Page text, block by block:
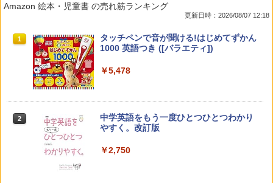
1 先生のためのGoogle AI完全攻略図鑑
2 子どもが変わる魔法の言葉
￥2,200
1
Amazon Fire HD 10 キッズモデル (10イ
ンチ) ピンク 対象年齢3歳から 数千点の
2
パイロット スイスイおえかき for Study
何回も書ける! れんしゅうボード ひらが
な・カタカナ・すうじ・ABC 3歳以上 知
育
Amazon 絵本・児童書 の売れ筋ランキング
更新日時：2026/08/07 12:18
1
タッチペンで音が聞ける!はじめてずかん
1000 英語つき ([バラエティ])
￥5,478
2
中学英語をもう一度ひとつひとつわかり
やすく。改訂版
￥2,750